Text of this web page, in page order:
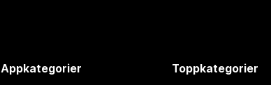
Appkategorier Toppkategorier